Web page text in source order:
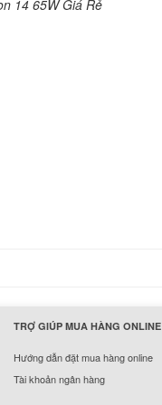
14 65W Giá Rẻ
TRỢ GIÚP MUA HÀNG ONLINE
Hướng dẫn đặt mua hàng online
Tài khoản ngân hàng